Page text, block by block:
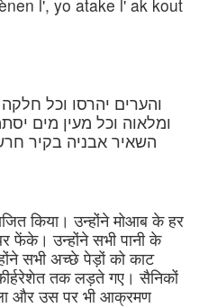
l', yo atake l' ak kout
והערים יהרסו וכל
ומלאוה וכל מעין מים
השאיר אבניה בקיר
किया। उन्होंने मोआब के हर
उन्होंने सभी पानी के
सभी अच्छे पेड़ों को काट
तक लड़ते गए। सैनिकों
और उस पर भी आक्रमण